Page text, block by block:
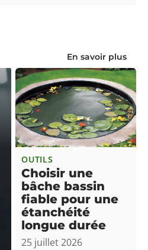
En savoir plus
OUTILS
Choisir une
bâche bassin
fiable pour une
étanchéité
longue durée
25 juillet 2026